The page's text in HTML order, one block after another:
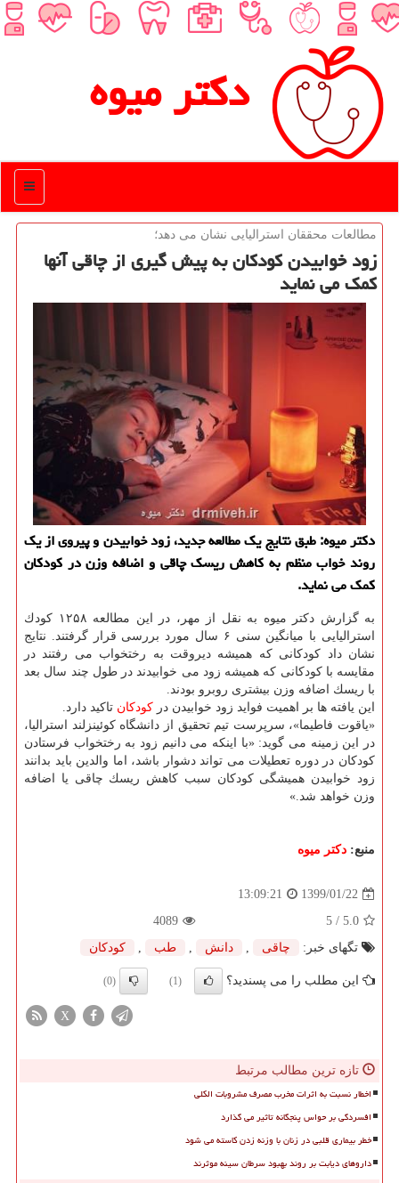
دكتر میوه
منو
مطالعات محققان استرالیایی نشان می دهد؛
زود خوابیدن كودكان به پیش گیری از چاقی آنها
كمك می نماید
دكتر میوه: طبق نتایج یك مطالعه جدید، زود خوابیدن و پیروی از یك
روند خواب منظم به كاهش ریسك چاقی و اضافه وزن در كودكان
كمك می نماید.
به گزارش دكتر میوه به نقل از مهر، در این مطالعه ۱۲۵۸ كودك
استرالیایی با میانگین سنی ۶ سال مورد بررسی قرار گرفتند. نتایج
نشان داد كودكانی كه همیشه دیروقت به رختخواب می رفتند در
مقایسه با كودكانی كه همیشه زود می خوابیدند در طول چند سال بعد
با ریسك اضافه وزن بیشتری روبرو بودند.
این یافته ها بر اهمیت فواید زود خوابیدن در كودكان تاكید دارد.
«یاقوت فاطیما»، سرپرست تیم تحقیق از دانشگاه كوئینزلند استرالیا،
در این زمینه می گوید: «با اینكه می دانیم زود به رختخواب فرستادن
كودكان در دوره تعطیلات می تواند دشوار باشد، اما والدین باید بدانند
زود خوابیدن همیشگی كودكان سبب كاهش ریسك چاقی یا اضافه
وزن خواهد شد.»
منبع: دكتر میوه
1399/01/22
13:09:21
5.0
/ 5
4089
تگهای خبر:
چاقی , دانش , طب , كودكان
این مطلب را می پسندید؟ (1)
(0)
X
تازه ترین مطالب مرتبط
اخطار نسبت به اثرات مخرب مصرف مشروبات الکلی
افسردگی بر حواس پنجگانه تاثیر می گذارد
خطر بیماری قلبی در زنان با وزنه زدن کاسته می شود
داروهای دیابت بر روند بهبود سرطان سینه موثرند